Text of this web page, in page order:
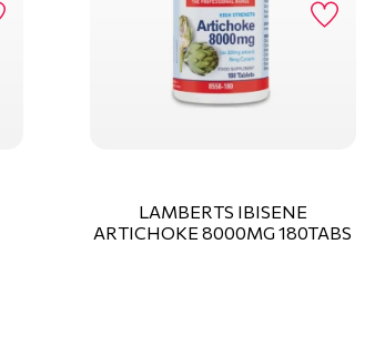
LAMBERTS IBISENE
ARTICHOKE 8000MG 180TABS